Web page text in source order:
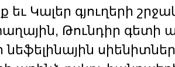
եւ Կալեր գյուղերի
Թունդիր գետի